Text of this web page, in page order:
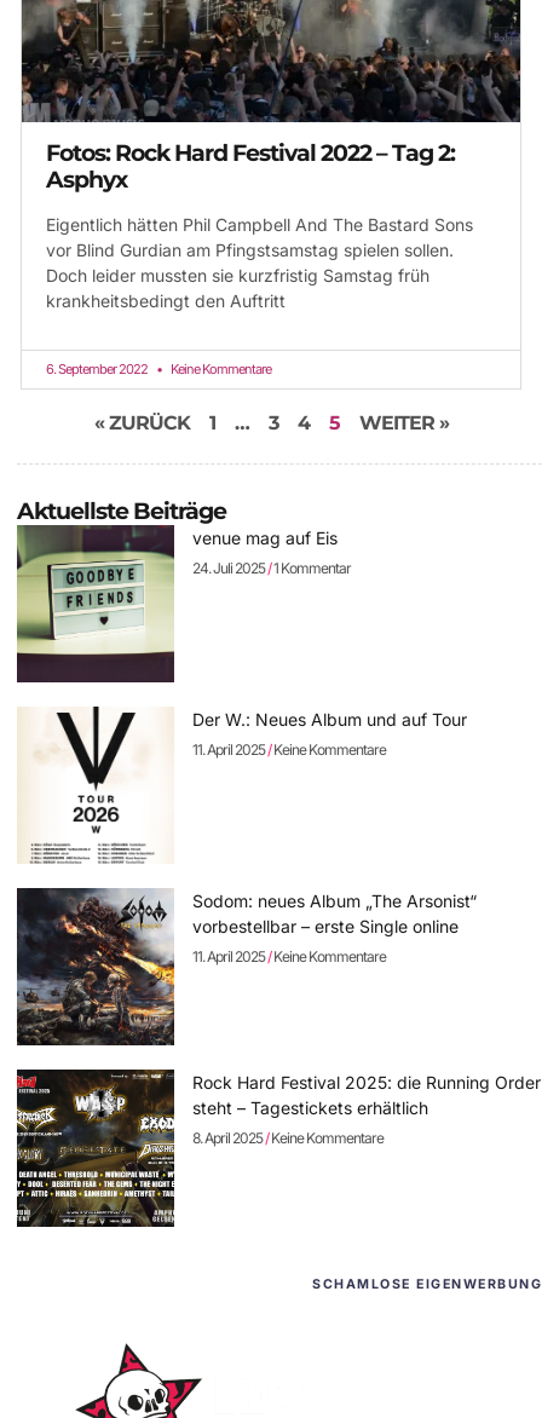
Fotos: Rock Hard Festival 2022 – Tag 2:
Asphyx
Eigentlich hätten Phil Campbell And The Bastard Sons
vor Blind Gurdian am Pfingstsamstag spielen sollen.
Doch leider mussten sie kurzfristig Samstag früh
krankheitsbedingt den Auftritt
6. September 2022 Keine Kommentare
« ZURÜCK 1 … 3 4 5 WEITER »
Aktuellste Beiträge
venue mag auf Eis
24. Juli 2025 1 Kommentar
Der W.: Neues Album und auf Tour
11. April 2025 Keine Kommentare
Sodom: neues Album „The Arsonist“
vorbestellbar – erste Single online
11. April 2025 Keine Kommentare
Rock Hard Festival 2025: die Running Order
steht – Tagestickets erhältlich
8. April 2025 Keine Kommentare
SCHAMLOSE EIGENWERBUNG